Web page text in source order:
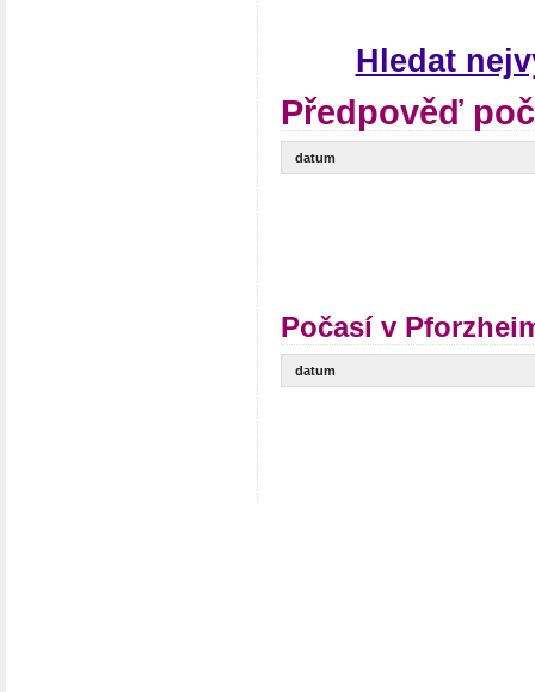
Hledat
Předpověď
datum
Počasí v
datum